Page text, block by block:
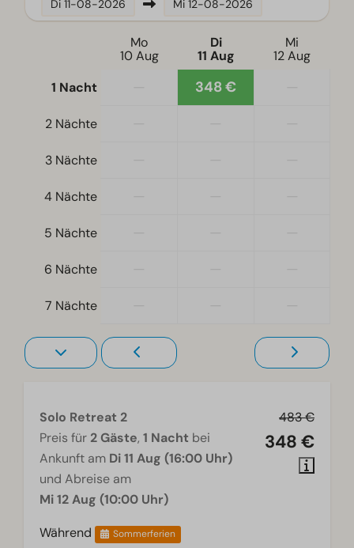
Einzelbetten: 2
Fernseher im Schlafzimmer
Treppenstufen zur Unterkunft
Wohnzimmer
Smart-TV
Di 11-08-2026 Mi 12-08-2026
Mo
10 Aug
Di
11 Aug
Mi
12 Aug
1 Nacht
348 €
2 Nächte
3 Nächte
4 Nächte
5 Nächte
6 Nächte
7 Nächte
483 €
348 €
Solo Retreat 2
Preis für 2 Gäste, 1 Nacht bei
Ankunft am Di 11 Aug (16:00 Uhr)
und Abreise am
Mi 12 Aug (10:00 Uhr)
Während
Sommerferien